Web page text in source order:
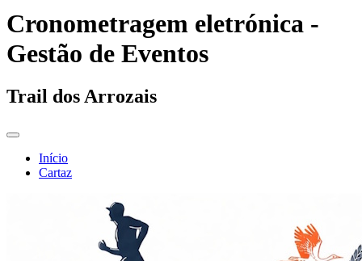
Cronometragem eletrónica -
Gestão de Eventos
Trail dos Arrozais
Início
Cartaz